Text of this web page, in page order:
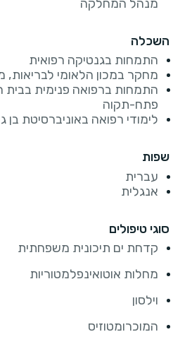
מנהל המחלקה
השכלה
התמחות בגנטיקה רפואית
מחקר במכון הלאומי לבריאות,
התמחות ברפואה פנימית בבית
פתח-תקוה
לימודי רפואה באוניברסיטת בן
שפות
עברית
אנגלית
סוגי טיפולים
קדחת ים תיכונית משפחתית
מחלות אוטואינפלמטוריות
וילסון
המוכרומטוזיס